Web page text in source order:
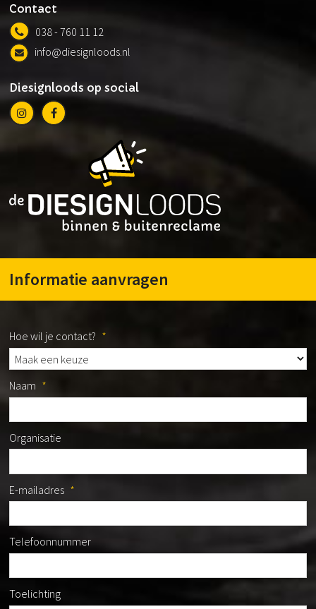
Contact
038 - 760 11 12
info@diesignloods.nl
Diesignloods op social
Informatie aanvragen
Hoe wil je contact? *
Naam *
Organisatie
E-mailadres *
Telefoonnummer
Toelichting